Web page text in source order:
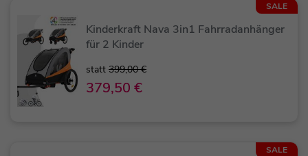
SALE
Kinderkraft Nava 3in1 Fahrradanhänger
für 2 Kinder
statt 399,00 €
379,50 €
SALE